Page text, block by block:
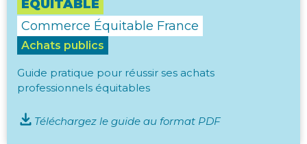
ÉQUITABLE
Commerce Équitable France
Achats publics
Guide pratique pour réussir ses achats
professionnels équitables
Téléchargez le guide au format PDF